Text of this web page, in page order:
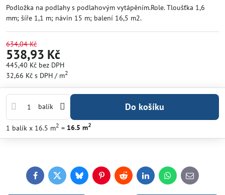
Podložka na podlahy s podlahovým vytápěním.Role. Tloušťka 1,6
mm; šíře 1,1 m; návin 15 m; balení 16,5 m2.
634,04 Kč
538,93 Kč
445,40 Kč bez DPH
32,66 Kč s DPH / m2
balík Do košíku
1 balík x 16.5 m2 = 16.5 m2
FacebookTwitterBlueskyPinterestReddit LinkedInWhatsApp
E-
mail